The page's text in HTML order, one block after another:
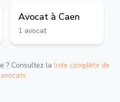
Avocat à Caen
1 avocat
? Consultez la liste complète de